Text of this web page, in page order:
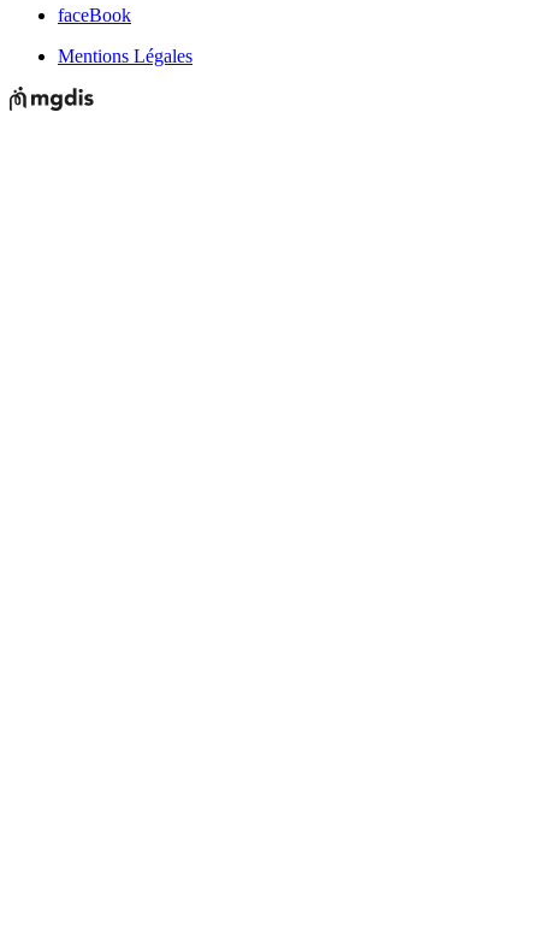
faceBook
Mentions Légales